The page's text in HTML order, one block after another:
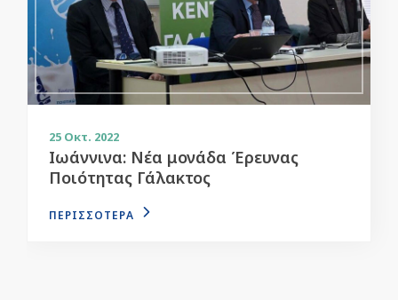
25 Οκτ. 2022
Ιωάννινα: Νέα μονάδα Έρευνας
Ποιότητας Γάλακτος
ΠΕΡΙΣΣΟΤΕΡΑ